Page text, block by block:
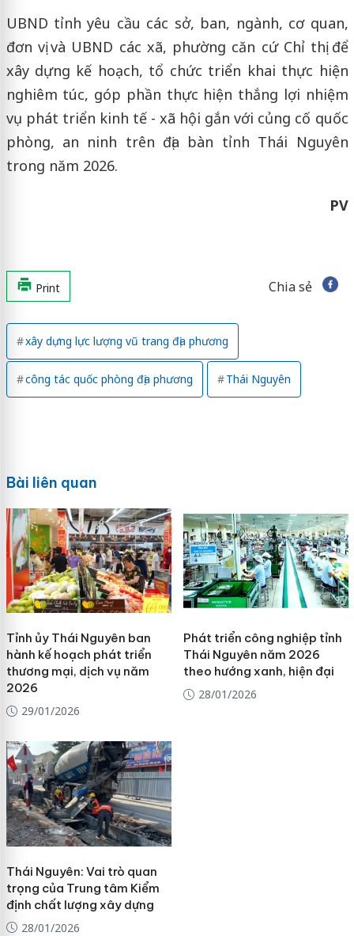
UBND tỉnh yêu cầu các sở, ban, ngành, cơ quan,
đơn vị và UBND các xã, phường căn cứ Chỉ thị để
xây dựng kế hoạch, tổ chức triển khai thực hiện
nghiêm túc, góp phần thực hiện thắng lợi nhiệm
vụ phát triển kinh tế - xã hội gắn với củng cố quốc
phòng, an ninh trên địa bàn tỉnh Thái Nguyên
trong năm 2026.
PV
Print Chia sẻ
xây dựng lực lượng vũ trang địa phương
công tác quốc phòng địa phương Thái Nguyên
Bài liên quan
Tỉnh ủy Thái Nguyên ban
hành kế hoạch phát triển
thương mại, dịch vụ năm
2026
29/01/2026
Phát triển công nghiệp tỉnh
Thái Nguyên năm 2026
theo hướng xanh, hiện đại
28/01/2026
Thái Nguyên: Vai trò quan
trọng của Trung tâm Kiểm
định chất lượng xây dựng
28/01/2026